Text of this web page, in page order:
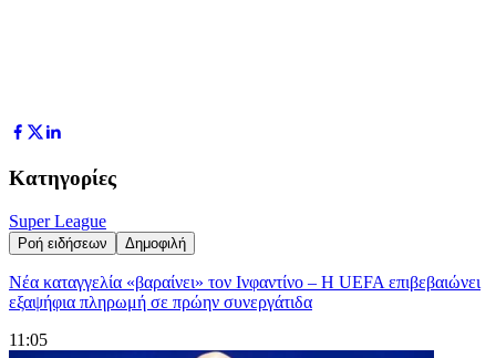
Κατηγορίες
Super League
Ροή ειδήσεων Δημοφιλή
Νέα καταγγελία «βαραίνει» τον Ινφαντίνο – Η UEFA επιβεβαιώνει
εξαψήφια πληρωμή σε πρώην συνεργάτιδα
11:05